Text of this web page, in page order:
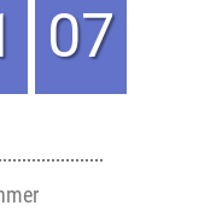
07